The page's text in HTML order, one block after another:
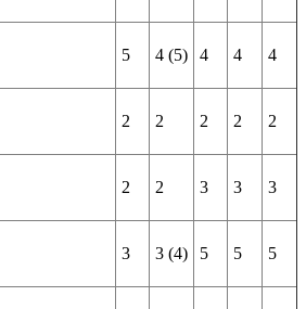
5 4 (5) 4 4 4
2 2 2 2 2
2 2 3 3 3
3 3 (4) 5 5 5